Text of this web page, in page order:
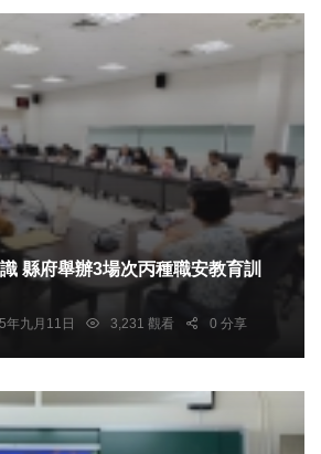
縣府舉辦3場次丙種職安教育訓
年九月11日 3,231 觀看 0 分享